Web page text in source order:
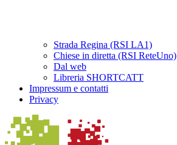
Strada Regina (RSI LA1)
Chiese in diretta (RSI ReteUno)
Dal web
Libreria SHORTCATT
Impressum e contatti
Privacy